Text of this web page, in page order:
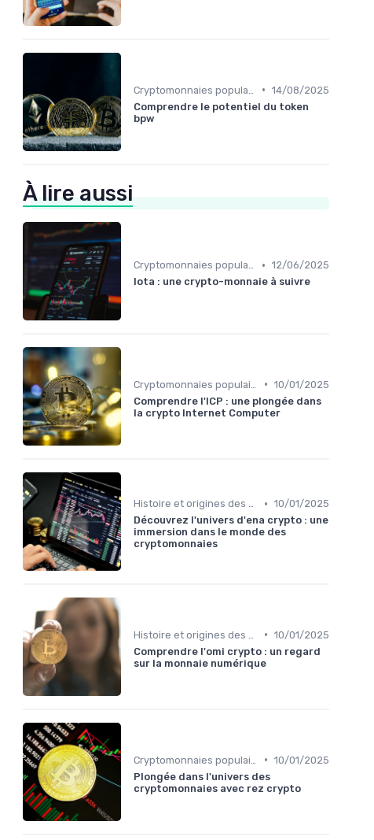
• 14/08/2025
Comprendre le potentiel du token
bpw
À lire aussi
Cryptomonnaies populaires • 12/06/2025
Iota : une crypto-monnaie à suivre
• 10/01/2025
Comprendre l'ICP : une plongée dans
la crypto Internet Computer
Histoire et origines des cryptomonnaies • 10/01/2025
Découvrez l'univers d'ena crypto : une
immersion dans le monde des
cryptomonnaies
• 10/01/2025
Comprendre l'omi crypto : un regard
sur la monnaie numérique
• 10/01/2025
Plongée dans l'univers des
cryptomonnaies avec rez crypto